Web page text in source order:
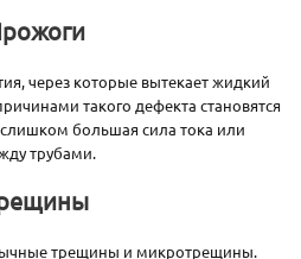
через которые вытекает жидкий
такого дефекта становятся
большая сила тока или
трубами.
трещины и микротрещины.